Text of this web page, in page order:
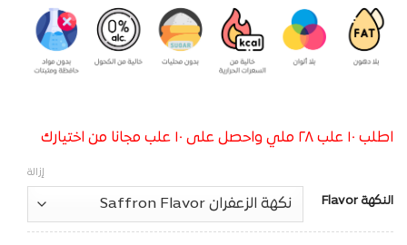
اطلب ١٠ علب ٢٨ ملي واحصل على ١٠ علب مجانا من اختيارك
النكهة Flavor
إزالة